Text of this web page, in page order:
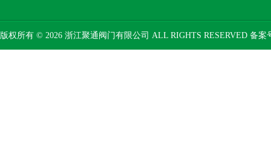
版权所有 © 2026 浙江聚通阀门有限公司 ALL RIGHTS RESERVED 备案